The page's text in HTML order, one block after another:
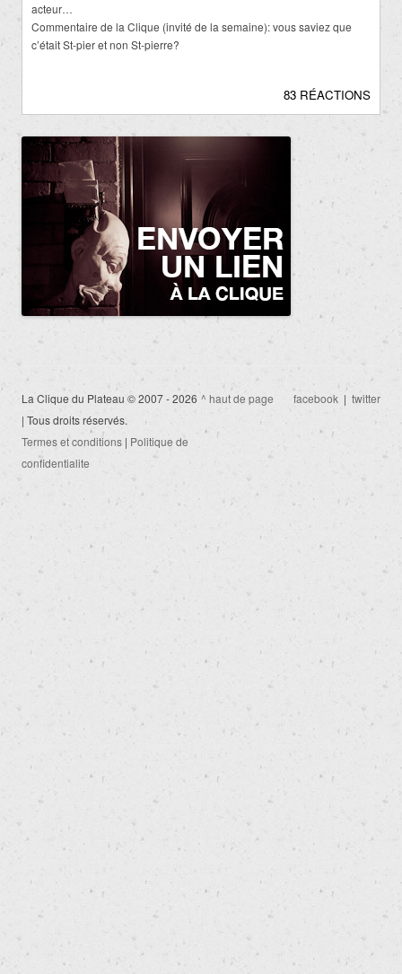
acteur…
Commentaire de la Clique (invité de la semaine): vous saviez que
c’était St-pier et non St-pierre?
83 RÉACTIONS
La Clique du Plateau © 2007 - 2026
| Tous droits réservés.
Termes et conditions | Politique de
confidentialite
^ haut de page facebook | twitter